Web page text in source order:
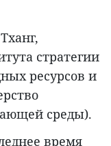
стратегии
ресурсов и
среды).
время